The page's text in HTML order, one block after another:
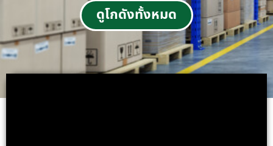
ดูโกดังทั้งหมด